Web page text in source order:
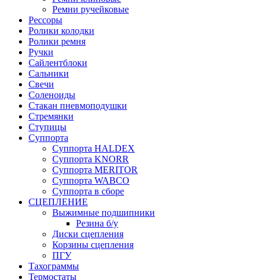
Ремни ручейковые
Рессоры
Ролики колодки
Ролики ремня
Ручки
Сайлентблоки
Сальники
Свечи
Соленоиды
Стакан пневмоподушки
Стремянки
Ступицы
Суппорта
Суппорта HALDEX
Суппорта KNORR
Суппорта MERITOR
Суппорта WABCO
Суппорта в сборе
СЦЕПЛЕНИЕ
Выжимные подшипники
Резина б/у
Диски сцепления
Корзины сцепления
ПГУ
Тахограммы
Термостаты